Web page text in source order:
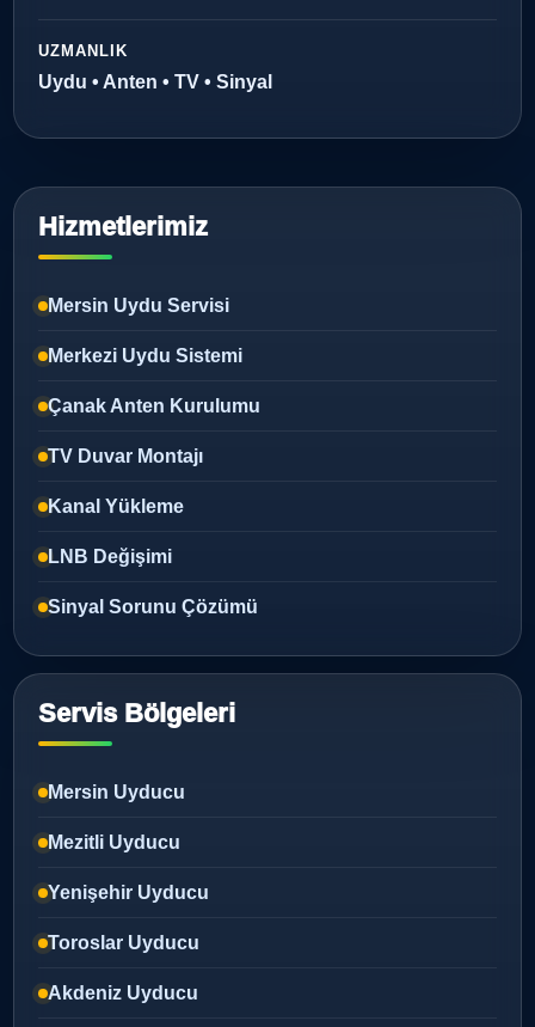
UZMANLIK
Uydu • Anten • TV • Sinyal
Hizmetlerimiz
Mersin Uydu Servisi
Merkezi Uydu Sistemi
Çanak Anten Kurulumu
TV Duvar Montajı
Kanal Yükleme
LNB Değişimi
Sinyal Sorunu Çözümü
Servis Bölgeleri
Mersin Uyducu
Mezitli Uyducu
Yenişehir Uyducu
Toroslar Uyducu
Akdeniz Uyducu